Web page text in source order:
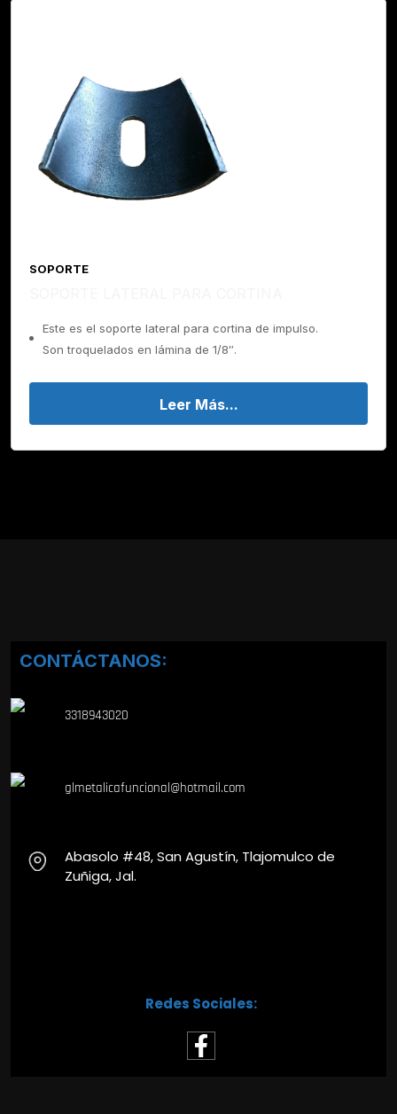
SOPORTE
Este es el soporte lateral para cortina de impulso.
Son troquelados en lámina de 1/8″.
Leer Más...
CONTÁCTANOS:
3318943020
glmetalicafuncional@hotmail.com
Abasolo #48, San Agustín, Tlajomulco de
Zuñiga, Jal.
Redes Sociales: